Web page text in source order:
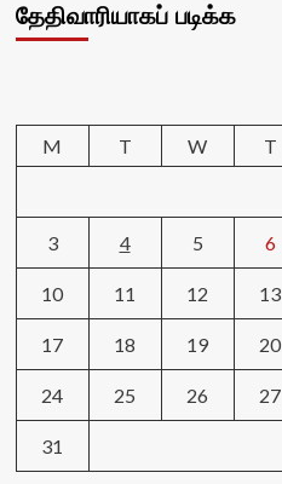
தேதிவாரியாகப் படிக்க
M
T W T
3 4 5 6
10 11 12 13
17 18 19 20
24 25 26 27
31